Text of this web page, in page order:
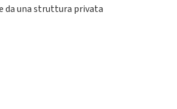
da una struttura privata